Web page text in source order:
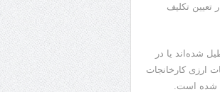
تعیین تکلیف
شده‌اند یا در
ارزی کارخانجات
شده است.